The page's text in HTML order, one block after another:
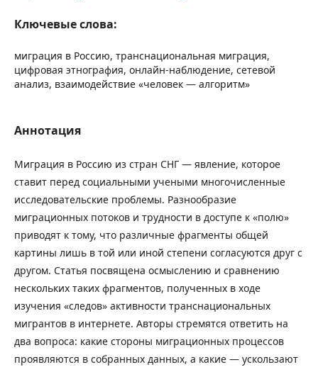
Ключевые слова:
миграция в Россию, транснациональная миграция,
цифровая этнография, онлайн-наблюдение, сетевой
анализ, взаимодействие «человек — алгоритм»
Аннотация
Миграция в Россию из стран СНГ — явление, которое
ставит перед социальными учеными многочисленные
исследовательские проблемы. Разнообразие
миграционных потоков и трудности в доступе к «полю»
приводят к тому, что различные фрагменты общей
картины лишь в той или иной степени согласуются друг с
другом. Статья посвящена осмыслению и сравнению
нескольких таких фрагментов, полученных в ходе
изучения «следов» активности транснациональных
мигрантов в интернете. Авторы стремятся ответить на
два вопроса: какие стороны миграционных процессов
проявляются в собранных данных, а какие — ускользают